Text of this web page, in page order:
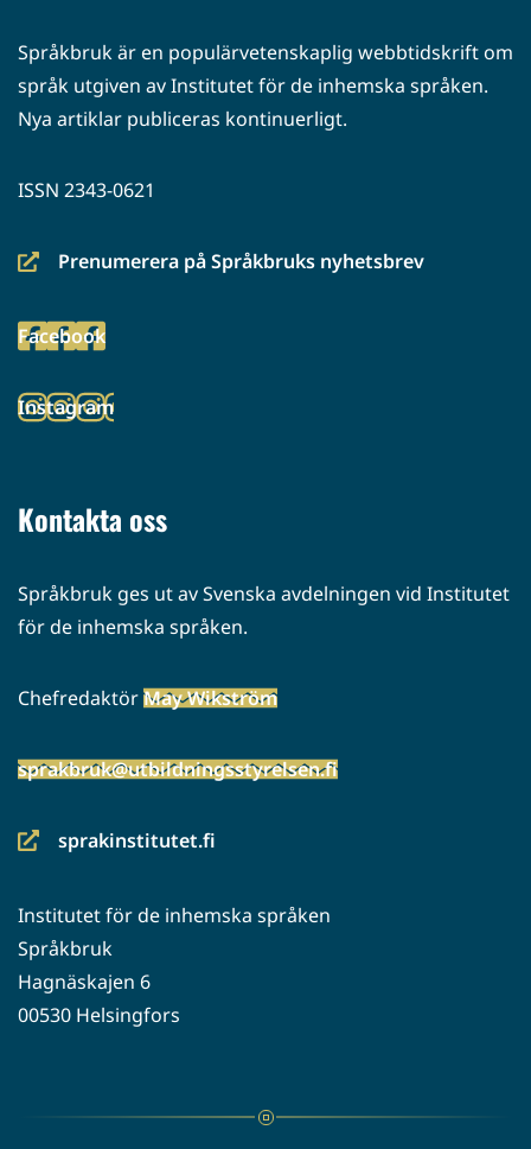
Språkbruk är en populärvetenskaplig webbtidskrift om
språk utgiven av Institutet för de inhemska språken.
Nya artiklar publiceras kontinuerligt.
ISSN 2343-0621
Prenumerera på Språkbruks nyhetsbrev
(siirryt
palveluun)
Facebook
(siirryt
palveluun)
Instagram
(siirryt
Kontakta oss
Språkbruk ges ut av Svenska avdelningen vid Institutet
för de inhemska språken.
ChefredaktörMay Wikström
sprakbruk@utbildningsstyrelsen.fi
sprakinstitutet.fi
(siirryt
palveluun)
Institutet för de inhemska språken
Språkbruk
Hagnäskajen 6
00530 Helsingfors